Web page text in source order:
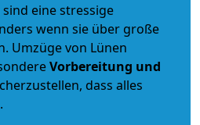
eine stressige
wenn sie über große
Umzüge von Lünen
Vorbereitung und
dass alles